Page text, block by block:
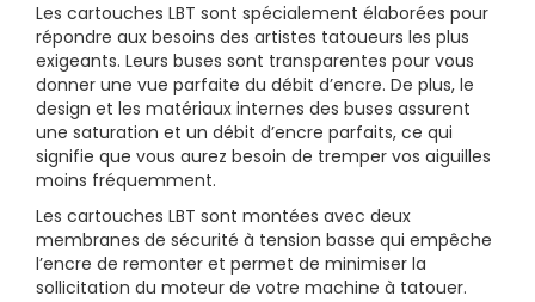
Les cartouches LBT sont spécialement élaborées pour
répondre aux besoins des artistes tatoueurs les plus
exigeants. Leurs buses sont transparentes pour vous
donner une vue parfaite du débit d’encre. De plus, le
design et les matériaux internes des buses assurent
une saturation et un débit d’encre parfaits, ce qui
signifie que vous aurez besoin de tremper vos aiguilles
moins fréquemment.
Les cartouches LBT sont montées avec deux
membranes de sécurité à tension basse qui empêche
l’encre de remonter et permet de minimiser la
sollicitation du moteur de votre machine à tatouer.